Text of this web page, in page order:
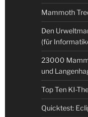
Mammoth
Den
(für
23000
und
Top Ten KI-
Quicktest: